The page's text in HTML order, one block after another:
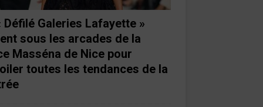
Défilé Galeries Lafayette »
sous les arcades de la
Masséna de Nice pour
toutes les tendances de la